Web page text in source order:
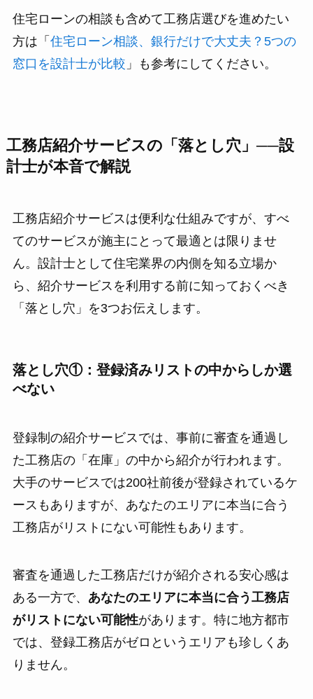
住宅ローンの相談も含めて工務店選びを進めたい
方は「 住宅ローン相談、銀行だけで大丈夫？5つの
窓口を設計士が比較 」も参考にしてください。
工務店紹介サービスの「落とし穴」──設
計士が本音で解説
工務店紹介サービスは便利な仕組みですが、すべ
てのサービスが施主にとって最適とは限りませ
ん。設計士として住宅業界の内側を知る立場か
ら、紹介サービスを利用する前に知っておくべき
「落とし穴」を3つお伝えします。
落とし穴①：登録済みリストの中からしか選
べない
登録制の紹介サービスでは、事前に審査を通過し
た工務店の「在庫」の中から紹介が行われます。
大手のサービスでは200社前後が登録されているケ
ースもありますが、あなたのエリアに本当に合う
工務店がリストにない可能性もあります。
審査を通過した工務店だけが紹介される安心感は
ある一方で、 あなたのエリアに本当に合う工務店
がリストにない可能性があります。特に地方都市
では、登録工務店がゼロというエリアも珍しくあ
りません。